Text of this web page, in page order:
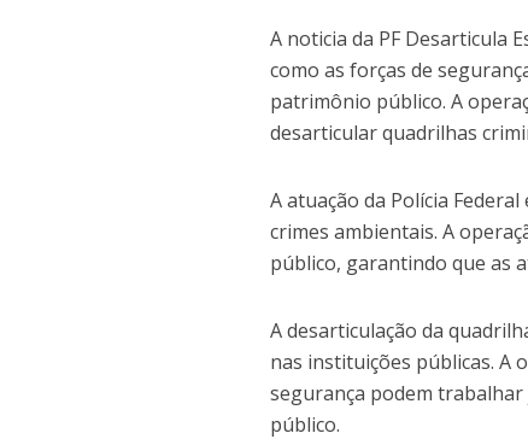
A noticia da PF Desarticula
como as forças de
patrimônio público. A
desarticular quadrilhas
A atuação da Polícia
crimes ambientais. A
público, garantindo que as
A desarticulação da
nas instituições públicas. A
segurança podem
público.